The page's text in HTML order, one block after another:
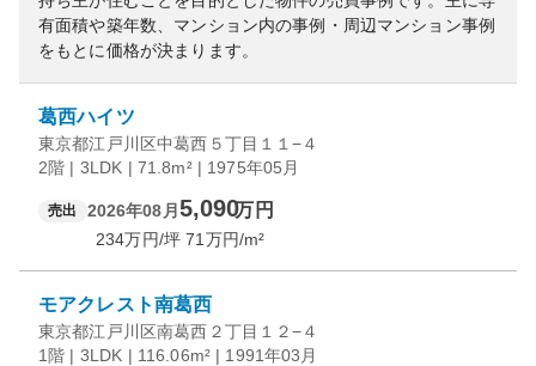
有面積や築年数、マンション内の事例・周辺マンション事例
をもとに価格が決まります。
葛西ハイツ
東京都江戸川区中葛西５丁目１１−４
2階 | 3LDK | 71.8m² | 1975年05月
売出 2026年08月 5,090万円
234万円/坪 71 万円/m²
モアクレスト南葛西
東京都江戸川区南葛西２丁目１２−４
1階 | 3LDK | 116.06m² | 1991年03月